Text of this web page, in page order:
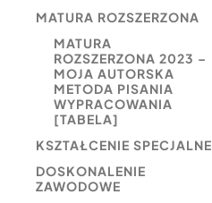
MATURA ROZSZERZONA
MATURA
ROZSZERZONA 2023 –
MOJA AUTORSKA
METODA PISANIA
WYPRACOWANIA
[TABELA]
KSZTAŁCENIE SPECJALNE
DOSKONALENIE
ZAWODOWE